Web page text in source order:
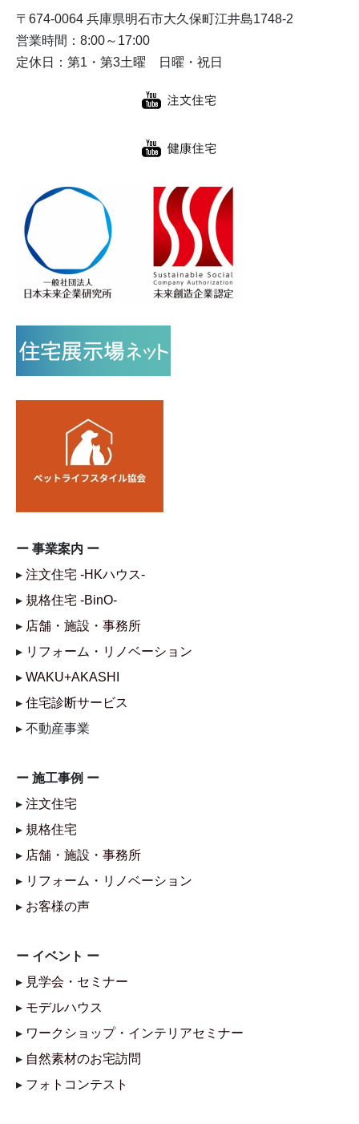
〒674-0064 兵庫県明石市大久保町江井島1748-2
営業時間：8:00～17:00
定休日：第1・第3土曜 日曜・祝日
ー 事業案内 ー
▸ 注文住宅 -HKハウス-
▸ 規格住宅 -BinO-
▸ 店舗・施設・事務所
▸ リフォーム・リノベーション
▸ WAKU+AKASHI
▸ 住宅診断サービス
▸ 不動産事業
ー 施工事例 ー
▸ 注文住宅
▸ 規格住宅
▸ 店舗・施設・事務所
▸ リフォーム・リノベーション
▸ お客様の声
ー イベント ー
▸ 見学会・セミナー
▸ モデルハウス
▸ ワークショップ・インテリアセミナー
▸ 自然素材のお宅訪問
▸ フォトコンテスト